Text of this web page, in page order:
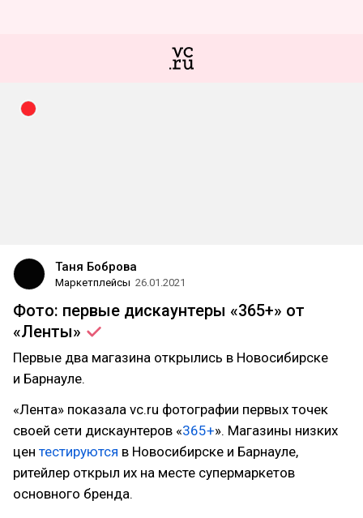
Таня Боброва
Маркетплейсы 26.01.2021
Фото: первые дискаунтеры «365+» от
«Ленты»
Первые два магазина открылись в Новосибирске
и Барнауле.
«Лента» показала vc.ru фотографии первых точек
своей сети дискаунтеров «365+». Магазины низких
цен тестируются в Новосибирске и Барнауле,
ритейлер открыл их на месте супермаркетов
основного бренда.